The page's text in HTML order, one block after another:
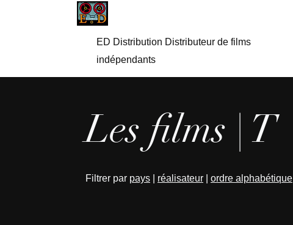
ED Distribution Distributeur de films
indépendants
Les films | T
Filtrer par pays réalisateur ordre alphabétique